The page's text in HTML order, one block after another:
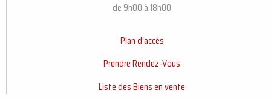
de 9h00 à 18h00
Plan d'accès
Prendre Rendez-Vous
Liste des Biens en vente